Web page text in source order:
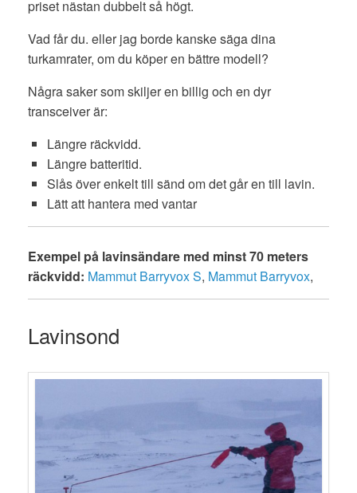
priset nästan dubbelt så högt.
Vad får du. eller jag borde kanske säga dina
turkamrater, om du köper en bättre modell?
Några saker som skiljer en billig och en dyr
transceiver är:
Längre räckvidd.
Längre batteritid.
Slås över enkelt till sänd om det går en till lavin.
Lätt att hantera med vantar
Exempel på lavinsändare med minst 70 meters
räckvidd: Mammut Barryvox S, Mammut Barryvox,
Lavinsond